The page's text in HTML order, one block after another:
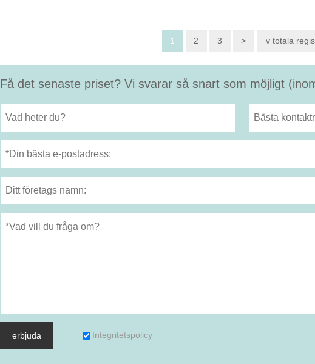
1 2 3 > v totala
Få det senaste priset? Vi svarar så snart som möjligt
erbjuda Integritetspolicy